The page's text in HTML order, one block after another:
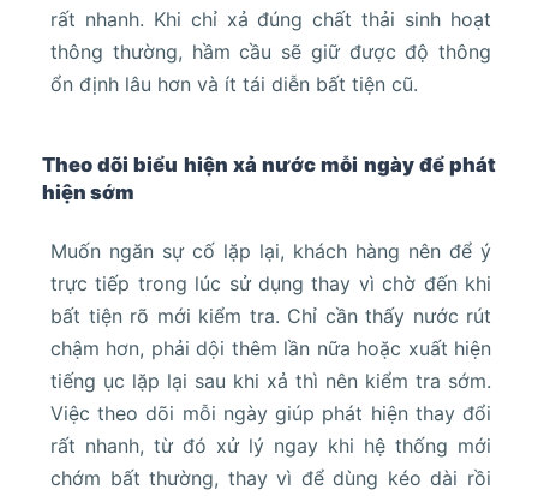
rất nhanh. Khi chỉ xả đúng chất thải sinh hoạt
thông thường, hầm cầu sẽ giữ được độ thông
ổn định lâu hơn và ít tái diễn bất tiện cũ.
Theo dõi biểu hiện xả nước mỗi ngày để phát
hiện sớm
Muốn ngăn sự cố lặp lại, khách hàng nên để ý
trực tiếp trong lúc sử dụng thay vì chờ đến khi
bất tiện rõ mới kiểm tra. Chỉ cần thấy nước rút
chậm hơn, phải dội thêm lần nữa hoặc xuất hiện
tiếng ục lặp lại sau khi xả thì nên kiểm tra sớm.
Việc theo dõi mỗi ngày giúp phát hiện thay đổi
rất nhanh, từ đó xử lý ngay khi hệ thống mới
chớm bất thường, thay vì để dùng kéo dài rồi